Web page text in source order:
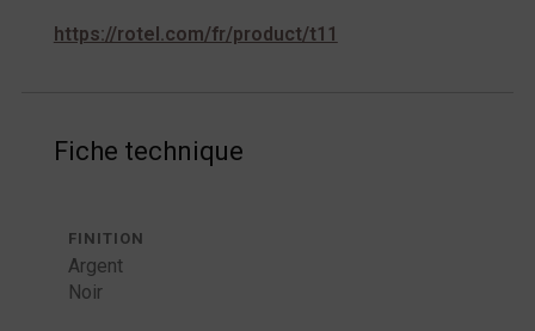
https://rotel.com/fr/product/t11
Fiche technique
FINITION
Argent
Noir